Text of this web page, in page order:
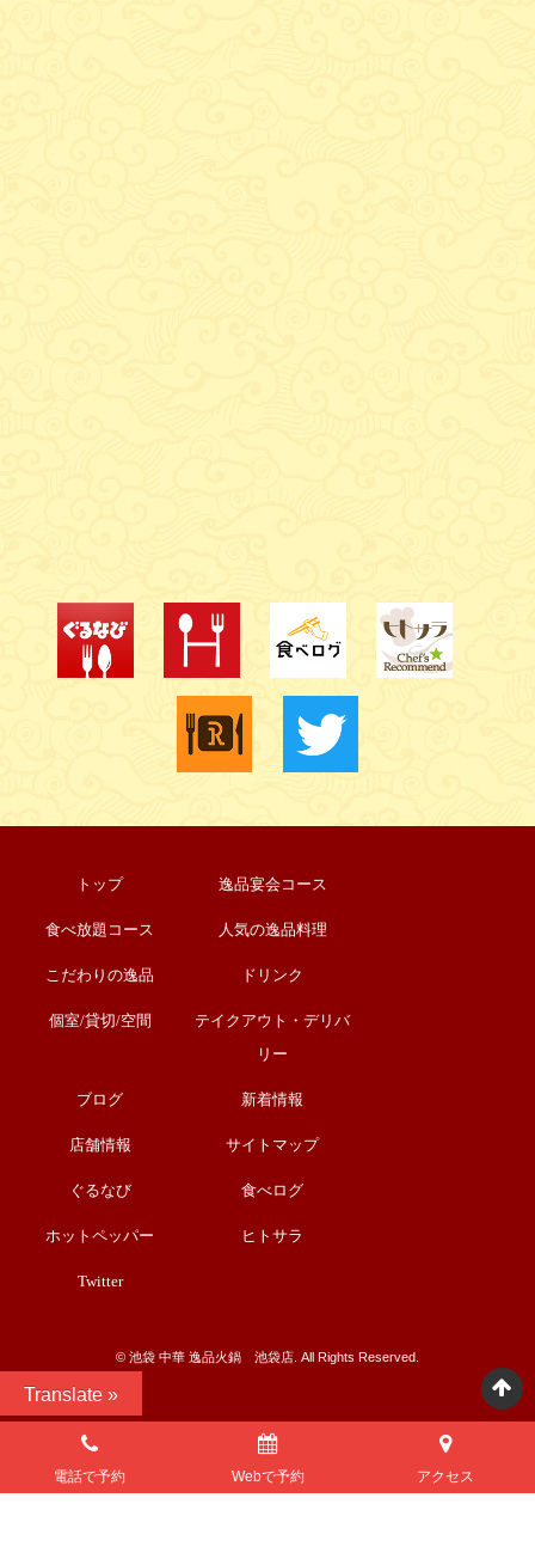
トップ 逸品宴会コース
食べ放題コース 人気の逸品料理
こだわりの逸品 ドリンク
個室/貸切/空間
テイクアウト・デリバ
リー
ブログ 新着情報
店舗情報 サイトマップ
ぐるなび 食べログ
ホットペッパー ヒトサラ
Twitter
©︎ 池袋 中華 逸品火鍋 池袋店. All Rights Reserved.
Translate »
電話で予約 Webで予約 アクセス